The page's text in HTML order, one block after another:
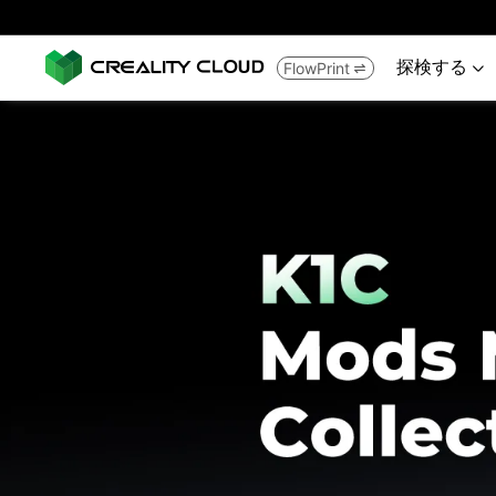
FlowPrint  探検する 